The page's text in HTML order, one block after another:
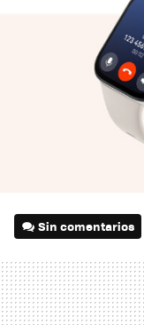
Sin comentarios